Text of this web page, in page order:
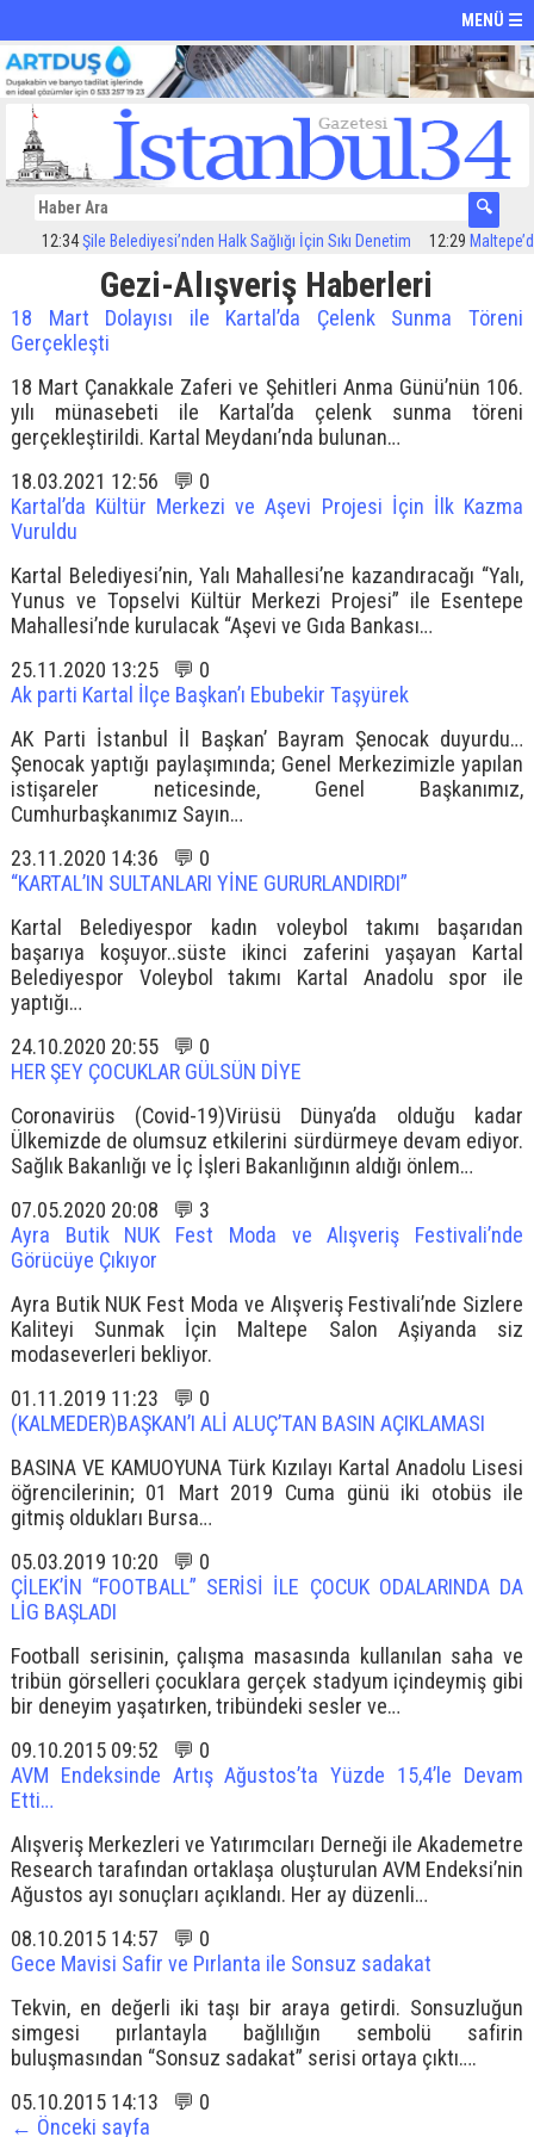
MENÜ ☰
12:34 Şile Belediyesi’nden Halk Sağlığı İçin Sıkı Denetim 12:29 Maltepe’de
Gezi-Alışveriş Haberleri
18 Mart Dolayısı ile Kartal’da Çelenk Sunma Töreni
Gerçekleşti
18 Mart Çanakkale Zaferi ve Şehitleri Anma Günü’nün 106.
yılı münasebeti ile Kartal’da çelenk sunma töreni
gerçekleştirildi. Kartal Meydanı’nda bulunan…
18.03.2021 12:56 💬 0
Kartal’da Kültür Merkezi ve Aşevi Projesi İçin İlk Kazma
Vuruldu
Kartal Belediyesi’nin, Yalı Mahallesi’ne kazandıracağı “Yalı,
Yunus ve Topselvi Kültür Merkezi Projesi” ile Esentepe
Mahallesi’nde kurulacak “Aşevi ve Gıda Bankası…
25.11.2020 13:25 💬 0
Ak parti Kartal İlçe Başkan’ı Ebubekir Taşyürek
AK Parti İstanbul İl Başkan’ Bayram Şenocak duyurdu…
Şenocak yaptığı paylaşımında; Genel Merkezimizle yapılan
istişareler neticesinde, Genel Başkanımız,
Cumhurbaşkanımız Sayın…
23.11.2020 14:36 💬 0
“KARTAL’IN SULTANLARI YİNE GURURLANDIRDI”
Kartal Belediyespor kadın voleybol takımı başarıdan
başarıya koşuyor..süste ikinci zaferini yaşayan Kartal
Belediyespor Voleybol takımı Kartal Anadolu spor ile
yaptığı…
24.10.2020 20:55 💬 0
HER ŞEY ÇOCUKLAR GÜLSÜN DİYE
Coronavirüs (Covid-19)Virüsü Dünya’da olduğu kadar
Ülkemizde de olumsuz etkilerini sürdürmeye devam ediyor.
Sağlık Bakanlığı ve İç İşleri Bakanlığının aldığı önlem…
07.05.2020 20:08 💬 3
Ayra Butik NUK Fest Moda ve Alışveriş Festivali’nde
Görücüye Çıkıyor
Ayra Butik NUK Fest Moda ve Alışveriş Festivali’nde Sizlere
Kaliteyi Sunmak İçin Maltepe Salon Aşiyanda siz
modaseverleri bekliyor.
01.11.2019 11:23 💬 0
(KALMEDER)BAŞKAN’I ALİ ALUÇ’TAN BASIN AÇIKLAMASI
BASINA VE KAMUOYUNA Türk Kızılayı Kartal Anadolu Lisesi
öğrencilerinin; 01 Mart 2019 Cuma günü iki otobüs ile
gitmiş oldukları Bursa…
05.03.2019 10:20 💬 0
ÇİLEK’İN “FOOTBALL” SERİSİ İLE ÇOCUK ODALARINDA DA
LİG BAŞLADI
Football serisinin, çalışma masasında kullanılan saha ve
tribün görselleri çocuklara gerçek stadyum içindeymiş gibi
bir deneyim yaşatırken, tribündeki sesler ve…
09.10.2015 09:52 💬 0
AVM Endeksinde Artış Ağustos’ta Yüzde 15,4’le Devam
Etti…
Alışveriş Merkezleri ve Yatırımcıları Derneği ile Akademetre
Research tarafından ortaklaşa oluşturulan AVM Endeksi’nin
Ağustos ayı sonuçları açıklandı. Her ay düzenli…
08.10.2015 14:57 💬 0
Gece Mavisi Safir ve Pırlanta ile Sonsuz sadakat
Tekvin, en değerli iki taşı bir araya getirdi. Sonsuzluğun
simgesi pırlantayla bağlılığın sembolü safirin
buluşmasından “Sonsuz sadakat” serisi ortaya çıktı….
05.10.2015 14:13 💬 0
← Önceki sayfa